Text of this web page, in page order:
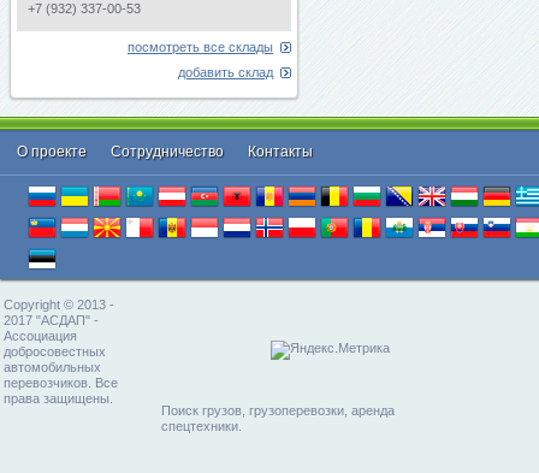
+7 (932) 337-00-53
посмотреть все склады
добавить склад
О проекте Cотрудничество Контакты
Copyright © 2013 -
2017 "АСДАП" -
Ассоциация
добросовестных
автомобильных
перевозчиков. Все
права защищены.
Поиск грузов, грузоперевозки, аренда
спецтехники.